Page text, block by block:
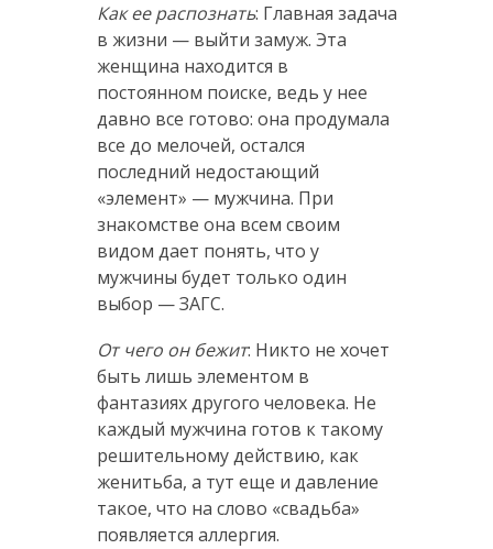
Как ее распознать: Главная задача
в жизни — выйти замуж. Эта
женщина находится в
постоянном поиске, ведь у нее
давно все готово: она продумала
все до мелочей, остался
последний недостающий
«элемент» — мужчина. При
знакомстве она всем своим
видом дает понять, что у
мужчины будет только один
выбор — ЗАГС.
От чего он бежит: Никто не хочет
быть лишь элементом в
фантазиях другого человека. Не
каждый мужчина готов к такому
решительному действию, как
женитьба, а тут еще и давление
такое, что на слово «свадьба»
появляется аллергия.